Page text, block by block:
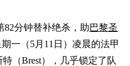
82分钟替补绝杀，助巴黎圣
期一（5月11日）凌晨的法甲
（Brest），几乎锁定了队